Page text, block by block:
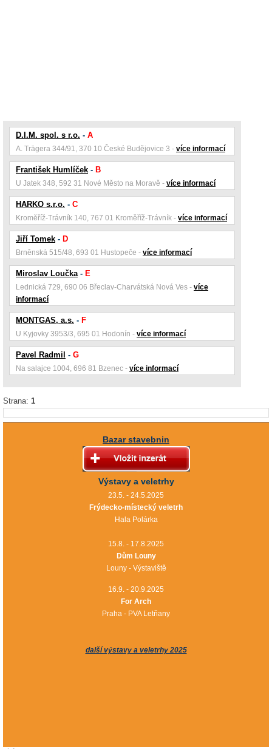
D.I.M. spol. s r.o. - A
A. Trägera 344/91, 370 10 České Budějovice 3 - více informací
František Humlíček - B
U Jatek 348, 592 31 Nové Město na Moravě - více informací
HARKO s.r.o. - C
Kroměříž-Trávník 140, 767 01 Kroměříž-Trávník - více informací
Jiří Tomek - D
Brněnská 515/48, 693 01 Hustopeče - více informací
Miroslav Loučka- E
Lednická 729, 690 06 Břeclav-Charvátská Nová Ves - více
informací
MONTGAS, a.s. - F
U Kyjovky 3953/3, 695 01 Hodonín - více informací
Pavel Radmil - G
Na salajce 1004, 696 81 Bzenec - více informací
Strana: 1
Bazar stavebnin
Výstavy a veletrhy
23.5. - 24.5.2025
Frýdecko-místecký veletrh
Hala Polárka
15.8. - 17.8.2025
Dům Louny
Louny - Výstaviště
16.9. - 20.9.2025
For Arch
Praha - PVA Letňany
další výstavy a veletrhy 2025